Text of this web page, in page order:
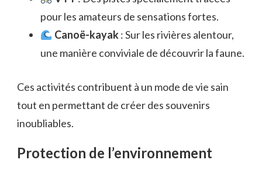
pour les amateurs de sensations fortes.
Canoë-kayak: Sur les rivières alentour,
une manière conviviale de découvrir la faune.
Ces activités contribuent à un mode de vie sain
tout en permettant de créer des souvenirs
inoubliables.
Protection de l’environnement